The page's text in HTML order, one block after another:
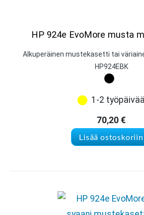
HP 924e EvoMore musta
Alkuperäinen mustekasetti tai
HP924EBK
1-2 työpäivää
70,20€
Lisää ostoskoriin